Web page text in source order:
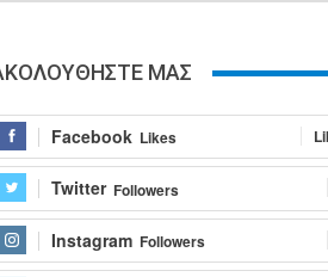
ΜΑΣ
Facebook Likes
Twitter Followers
Instagram Followers